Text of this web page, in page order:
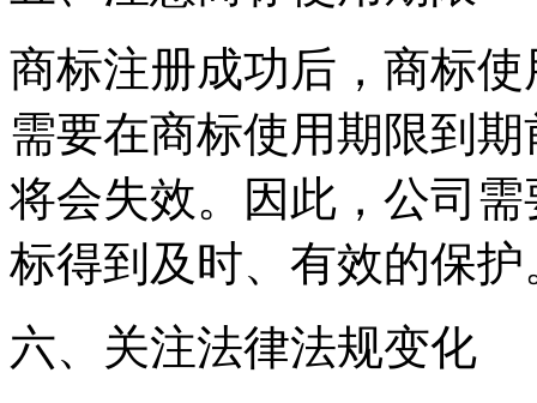
商标注册成功后，商标
需要在商标使用期限到
将会失效。因此，公司
标得到及时、有效的保护
六、关注法律法规变化